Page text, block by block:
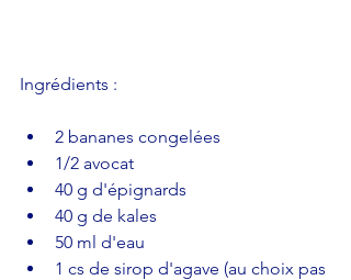
Ingrédients :
2 bananes congelées
1/2 avocat
40 g d'épignards
40 g de kales
50 ml d'eau
1 cs de sirop d'agave (au choix pas